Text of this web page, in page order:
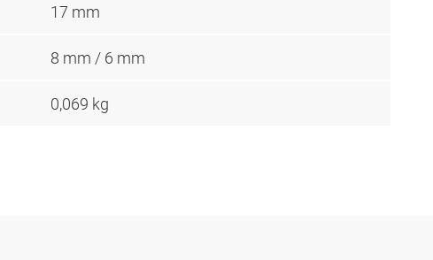
17 mm
8 mm / 6 mm
0,069 kg